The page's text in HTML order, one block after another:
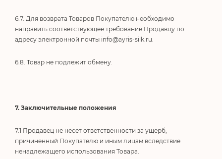
6.7. Для возврата Товаров Покупателю необходимо
направить соответствующее требование Продавцу по
адресу электронной почты info@ayris-silk.ru.
6.8. Товар не подлежит обмену.
7. Заключительные положения
7.1 Продавец не несет ответственности за ущерб,
причиненный Покупателю и иным лицам вследствие
ненадлежащего использования Товара.